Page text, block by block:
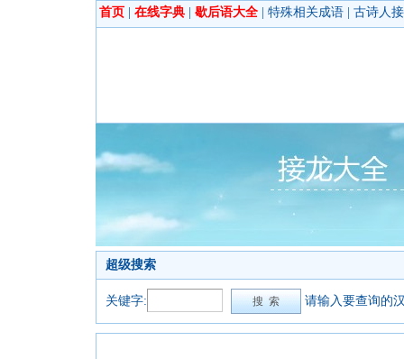
首页 在线字典 歇后语大全 特殊相关成语 古诗人
超级搜索
关键字: 请输入要查询的